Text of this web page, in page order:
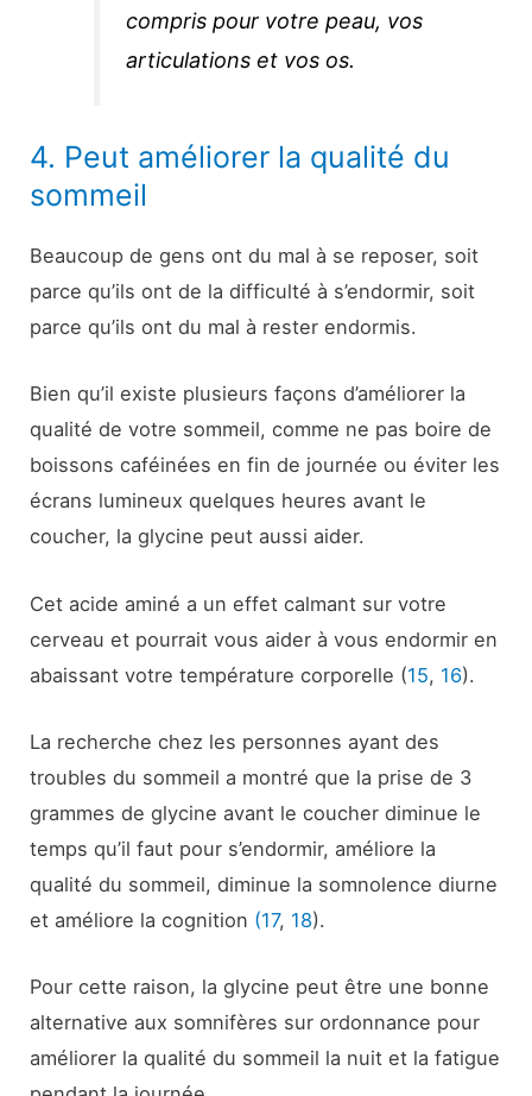
compris pour votre peau, vos
articulations et vos os.
4. Peut améliorer la qualité du
sommeil
Beaucoup de gens ont du mal à se reposer, soit
parce qu’ils ont de la difficulté à s’endormir, soit
parce qu’ils ont du mal à rester endormis.
Bien qu’il existe plusieurs façons d’améliorer la
qualité de votre sommeil, comme ne pas boire de
boissons caféinées en fin de journée ou éviter les
écrans lumineux quelques heures avant le
coucher, la glycine peut aussi aider.
Cet acide aminé a un effet calmant sur votre
cerveau et pourrait vous aider à vous endormir en
abaissant votre température corporelle (15, 16).
La recherche chez les personnes ayant des
troubles du sommeil a montré que la prise de 3
grammes de glycine avant le coucher diminue le
temps qu’il faut pour s’endormir, améliore la
qualité du sommeil, diminue la somnolence diurne
et améliore la cognition (17, 18).
Pour cette raison, la glycine peut être une bonne
alternative aux somnifères sur ordonnance pour
améliorer la qualité du sommeil la nuit et la fatigue